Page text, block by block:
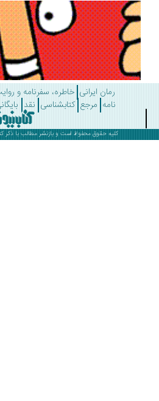
رمان ایرانی خاطره، سفرنامه و روایت
مرجع کتابشناسی نقد بایگانی
کلیه حقوق محفوظ است و بازنشر مطالب با ذکرکتاب نیوز